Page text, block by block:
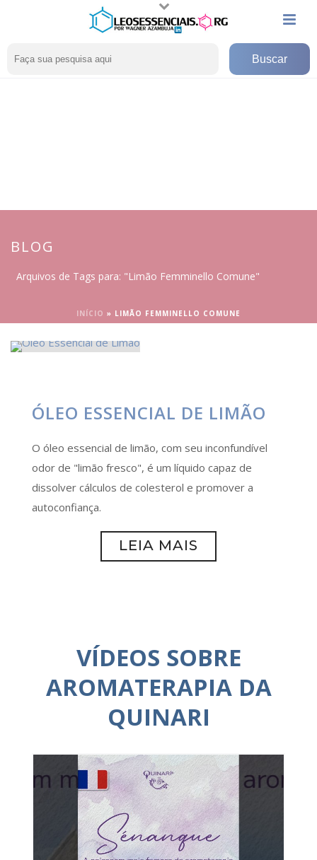
BLOG
Arquivos de Tags para: "Limão Femminello Comune"
INÍCIO » LIMÃO FEMMINELLO COMUNE
ÓLEO ESSENCIAL DE LIMÃO
O óleo essencial de limão, com seu inconfundível
odor de "limão fresco", é um líquido capaz de
dissolver cálculos de colesterol e promover a
autoconfiança.
LEIA MAIS
VÍDEOS SOBRE
AROMATERAPIA DA
QUINARI